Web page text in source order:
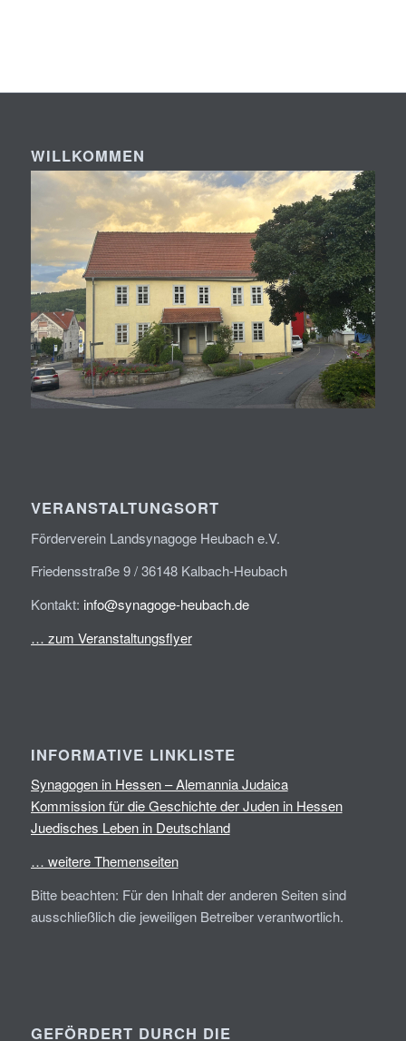
WILLKOMMEN
VERANSTALTUNGSORT
Förderverein Landsynagoge Heubach e.V.
Friedensstraße 9 / 36148 Kalbach-Heubach
Kontakt: info@synagoge-heubach.de
… zum Veranstaltungsflyer
INFORMATIVE LINKLISTE
Synagogen in Hessen – Alemannia Judaica
Kommission für die Geschichte der Juden in Hessen
Juedisches Leben in Deutschland
… weitere Themenseiten
Bitte beachten: Für den Inhalt der anderen Seiten sind
ausschließlich die jeweiligen Betreiber verantwortlich.
GEFÖRDERT DURCH DIE